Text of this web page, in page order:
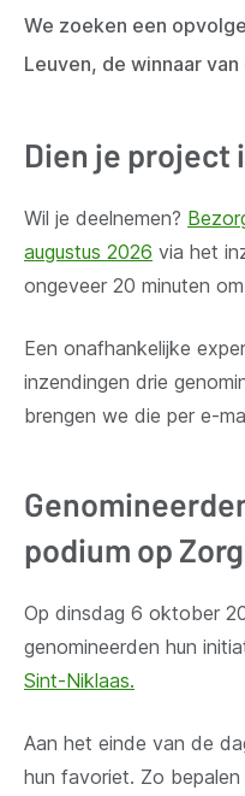
We zoeken een
Leuven, de winnaar
Dien je project
Wil je deelnemen?
augustus 2026 via het
ongeveer 20 minuten
Een onafhankelijke
inzendingen drie
brengen we die per e-
podium op
Op dinsdag 6 oktober
genomineerden hun
Sint-Niklaas.
Aan het einde van de
hun favoriet. Zo